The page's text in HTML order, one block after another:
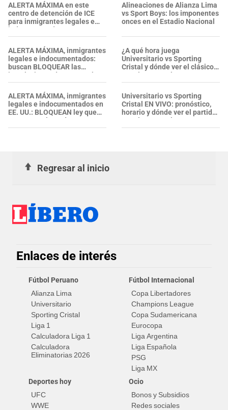
ALERTA MÁXIMA en este
centro de detención de ICE
para inmigrantes legales e
indocumentados en EE. UU.:
SALVADOREÑO falleció tras
sufrir una "emergencia
médica"
ALERTA MÁXIMA, inmigrantes
legales e indocumentados:
buscan BLOQUEAR las
instalaciones de ICE; revelan
PLAN de acción de legislador
ALERTA MÁXIMA, inmigrantes
legales e indocumentados en
EE. UU.: BLOQUEAN ley que
RECHAZA el uso de
mascarillas a agentes del ICE
Alineaciones de Alianza Lima
vs Sport Boys: los imponentes
onces en el Estadio Nacional
¿A qué hora juega
Universitario vs Sporting
Cristal y dónde ver el clásico
por el Torneo Clausura?
Universitario vs Sporting
Cristal EN VIVO: pronóstico,
horario y dónde ver el partido
por el Torneo Clausura 2026
Regresar al inicio
Enlaces de interés
Fútbol Peruano
Alianza Lima
Universitario
Sporting Cristal
Liga 1
Calculadora Liga 1
Calculadora
Eliminatorias 2026
Fútbol Internacional
Copa Libertadores
Champions League
Copa Sudamericana
Eurocopa
Liga Argentina
Liga Española
PSG
Liga MX
Deportes hoy
UFC
WWE
Ocio
Bonos y Subsidios
Redes sociales